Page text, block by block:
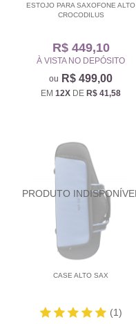
ESTOJO PARA SAXOFONE ALTO
CROCODILUS
R$ 449,10
À VISTA NO DEPÓSITO
R$ 499,00
EM 12X DE R$ 41,58
CASE ALTO SAX
(1)